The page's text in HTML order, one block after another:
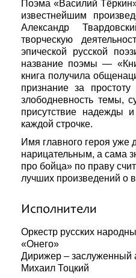
Поэма «Василий
известнейшим
Александр
творческую
эпической русской
название поэмы —
книга получила
признание за простоту
злободневность темы,
присутствие надежды
каждой строчке.
Имя главного героя уже
нарицательным, а сама
про бойца» по праву
лучших произведений о
Исполнители
Оркестр русских
«Онего»
Дирижер – заслуженный
Михаил Тоцкий